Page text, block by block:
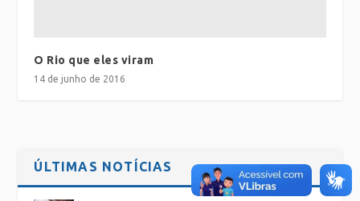
O Rio que eles viram
14 de junho de 2016
ÚLTIMAS NOTÍCIAS